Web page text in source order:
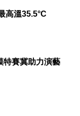
高溫35.5°C
特賽冀助力演藝